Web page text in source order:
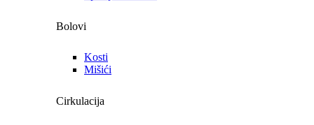
Bolovi
Kosti
Mišići
Cirkulacija